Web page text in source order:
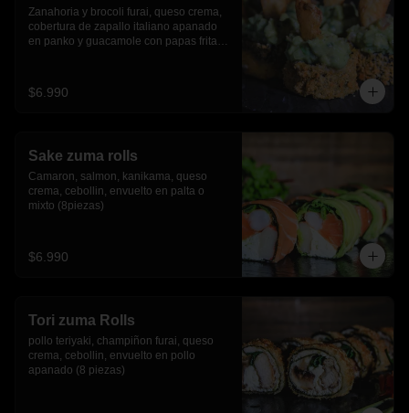
Zanahoria y brocoli furai, queso crema,
cobertura de zapallo italiano apanado
en panko y guacamole con papas fritas.
$6.990
Sake zuma rolls
Camaron, salmon, kanikama, queso
crema, cebollin, envuelto en palta o
mixto (8piezas)
$6.990
Tori zuma Rolls
pollo teriyaki, champiñon furai, queso
crema, cebollin, envuelto en pollo
apanado (8 piezas)